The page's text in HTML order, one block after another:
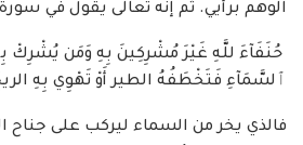
الوهم برأيي. ثم إنه تعالى يقول في سورة
حُنَفَآءَ للَّهِ غَيْرَ مُشْرِكِينَ بِهِ وَمَن يُشْرِكْ
ٱلسَّمَآءِ فَتَخْطَفُهُ الطير أَوْ تَهْوِي بِهِ
فالذي يخر من السماء ليركب على جناح